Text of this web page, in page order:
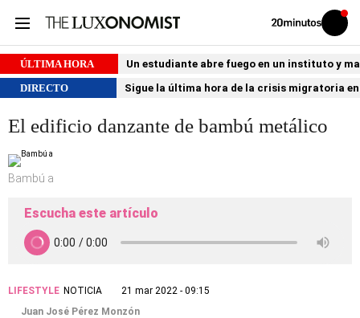
Volver
Iniciar
sesión
ÚLTIMA HORA
Un estudiante abre fuego en un instituto y
DIRECTO
Sigue la última hora de la crisis migratoria
El edificio danzante de bambú metálico
Bambú a
Escucha este artículo
LIFESTYLE NOTICIA
21 mar 2022 - 09:15
Juan José Pérez Monzón